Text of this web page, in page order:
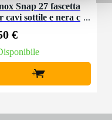
Snap 27 fascetta
cavi sottile e nera c
(10 pezzi)
€
+